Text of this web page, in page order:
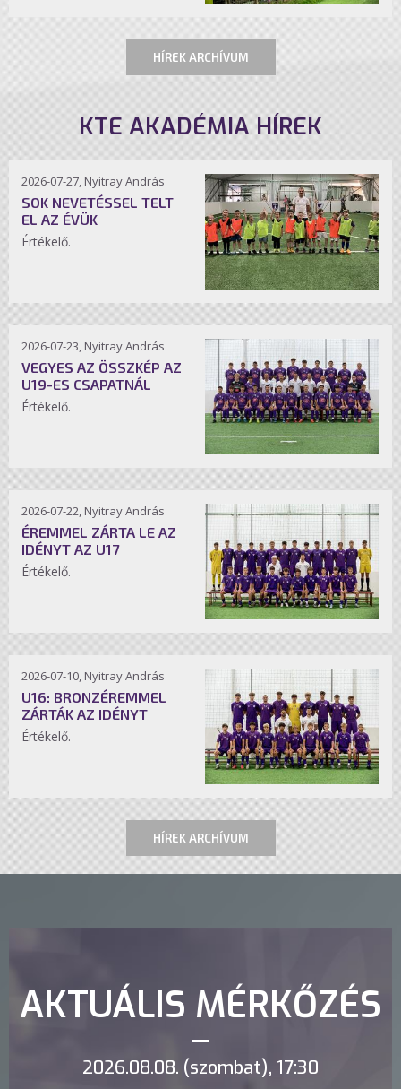
HÍREK ARCHÍVUM
KTE AKADÉMIA HÍREK
2026-07-27, Nyitray András
SOK NEVETÉSSEL TELT
EL AZ ÉVÜK
Értékelő.
2026-07-23, Nyitray András
VEGYES AZ ÖSSZKÉP AZ
U19-ES CSAPATNÁL
Értékelő.
2026-07-22, Nyitray András
ÉREMMEL ZÁRTA LE AZ
IDÉNYT AZ U17
Értékelő.
2026-07-10, Nyitray András
U16: BRONZÉREMMEL
ZÁRTÁK AZ IDÉNYT
Értékelő.
HÍREK ARCHÍVUM
AKTUÁLIS MÉRKŐZÉS
2026.08.08. (szombat), 17:30